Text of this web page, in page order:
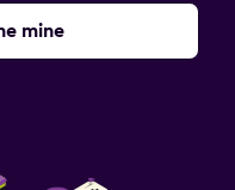
mine